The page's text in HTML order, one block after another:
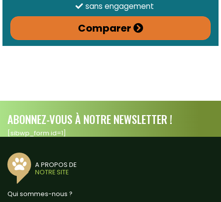
sans engagement
Comparer
ABONNEZ-VOUS À NOTRE NEWSLETTER !
[sibwp_form id=1]
A PROPOS DE
NOTRE SITE
Qui sommes-nous ?